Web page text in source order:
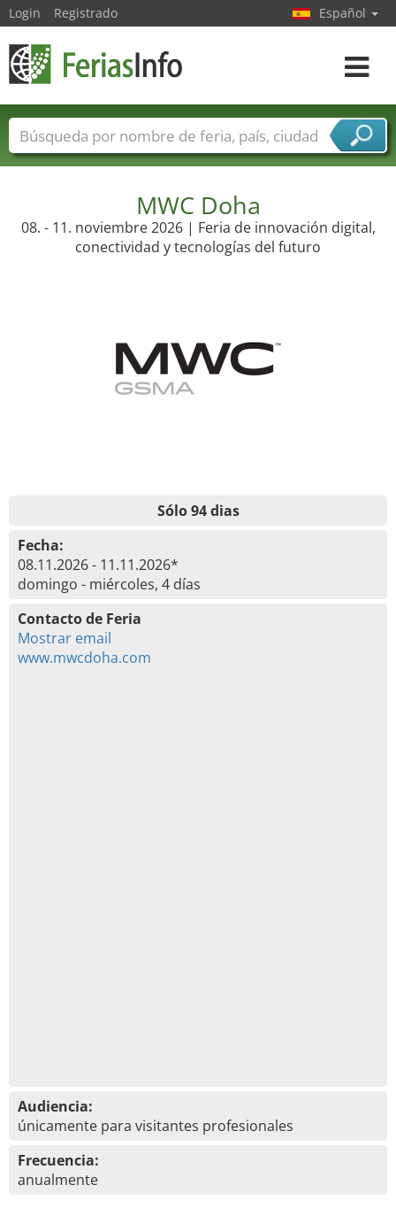
MWC Doha
08. - 11. noviembre 2026 | Feria de innovación digital,
conectividad y tecnologías del futuro
Sólo 94 dias
Fecha:
08.11.2026 - 11.11.2026*
domingo - miércoles, 4 días
Contacto de Feria
Mostrar email
www.mwcdoha.com
Audiencia:
únicamente para visitantes profesionales
Frecuencia:
anualmente
Login Registrado Español
toggle
Nombres de ferias Países
Ciudades
Sectores de proveedor de servicios